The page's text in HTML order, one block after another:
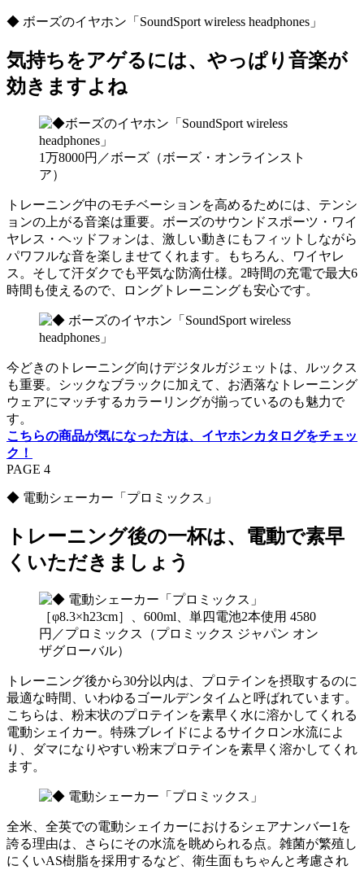
◆ ボーズのイヤホン「SoundSport wireless headphones」
気持ちをアゲるには、やっぱり音楽が
効きますよね
1万8000円／ボーズ（ボーズ・オンラインスト
ア）
トレーニング中のモチベーションを高めるためには、テンシ
ョンの上がる音楽は重要。ボーズのサウンドスポーツ・ワイ
ヤレス・ヘッドフォンは、激しい動きにもフィットしながら
パワフルな音を楽しませてくれます。もちろん、ワイヤレ
ス。そして汗ダクでも平気な防滴仕様。2時間の充電で最大6
時間も使えるので、ロングトレーニングも安心です。
今どきのトレーニング向けデジタルガジェットは、ルックス
も重要。シックなブラックに加えて、お洒落なトレーニング
ウェアにマッチするカラーリングが揃っているのも魅力で
す。
こちらの商品が気になった方は、イヤホンカタログをチェッ
ク！
PAGE 4
◆ 電動シェーカー「プロミックス」
トレーニング後の一杯は、電動で素早
くいただきましょう
［φ8.3×h23cm］、600ml、単四電池2本使用 4580
円／プロミックス（プロミックス ジャパン オン
ザグローバル）
トレーニング後から30分以内は、プロテインを摂取するのに
最適な時間、いわゆるゴールデンタイムと呼ばれています。
こちらは、粉末状のプロテインを素早く水に溶かしてくれる
電動シェイカー。特殊ブレイドによるサイクロン水流によ
り、ダマになりやすい粉末プロテインを素早く溶かしてくれ
ます。
全米、全英での電動シェイカーにおけるシェアナンバー1を
誇る理由は、さらにその水流を眺められる点。雑菌が繁殖し
にくいAS樹脂を採用するなど、衛生面もちゃんと考慮され